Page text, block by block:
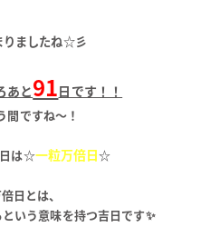
りましたね☆彡
あと91日です！！
間ですね～！
日は☆一粒万倍日☆
日とは、
いう意味を持つ吉日です✨